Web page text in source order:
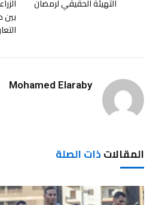
التهيئة الحقيقي لرمضان
بين
Mohamed Elaraby
المقالاتذات الصلة